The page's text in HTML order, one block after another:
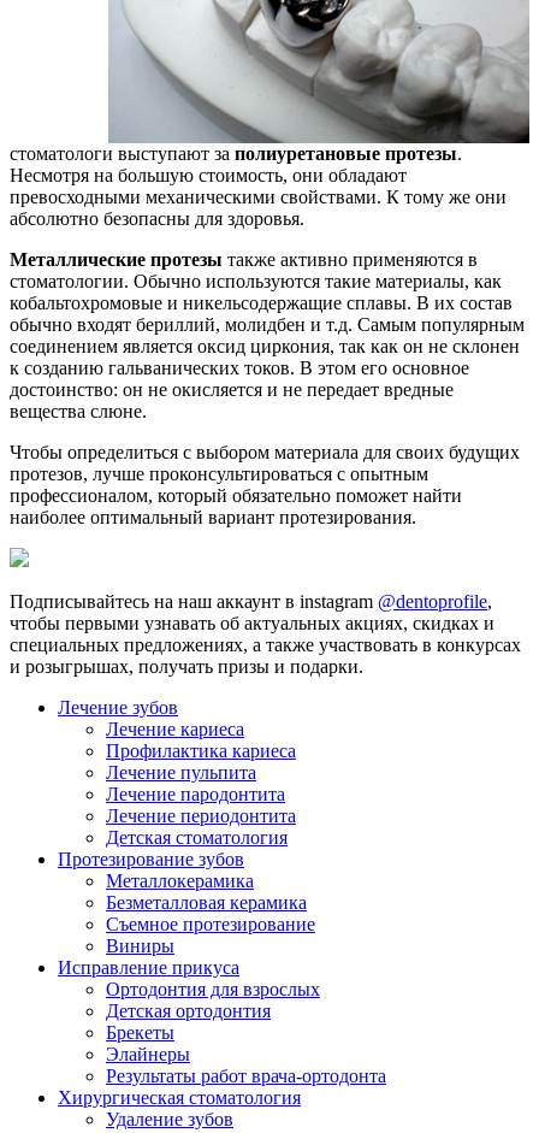
стоматологи выступают за полиуретановые протезы.
Несмотря на большую стоимость, они обладают
превосходными механическими свойствами. К тому же они
абсолютно безопасны для здоровья.
Металлические протезы также активно применяются в
стоматологии. Обычно используются такие материалы, как
кобальтохромовые и никельсодержащие сплавы. В их состав
обычно входят бериллий, молидбен и т.д. Самым популярным
соединением является оксид циркония, так как он не склонен
к созданию гальванических токов. В этом его основное
достоинство: он не окисляется и не передает вредные
вещества слюне.
Чтобы определиться с выбором материала для своих будущих
протезов, лучше проконсультироваться с опытным
профессионалом, который обязательно поможет найти
наиболее оптимальный вариант протезирования.
Подписывайтесь на наш аккаунт в instagram @dentoprofile,
чтобы первыми узнавать об актуальных акциях, скидках и
специальных предложениях, а также участвовать в конкурсах
и розыгрышах, получать призы и подарки.
Лечение зубов
Лечение кариеса
Профилактика кариеса
Лечение пульпита
Лечение пародонтита
Лечение периодонтита
Детская стоматология
Протезирование зубов
Металлокерамика
Безметалловая керамика
Съемное протезирование
Виниры
Исправление прикуса
Ортодонтия для взрослых
Детская ортодонтия
Брекеты
Элайнеры
Результаты работ врача-ортодонта
Хирургическая стоматология
Удаление зубов